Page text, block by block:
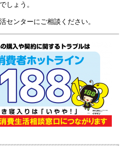
しょう。
センターにご相談ください。